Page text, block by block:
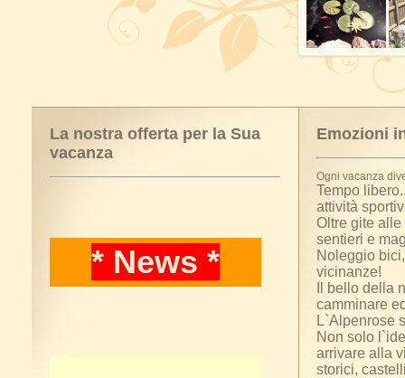
La nostra offerta per la Sua
vacanza
* News *
Emozioni
Ogni vacanza
Tempo
attività
Oltre gite
sentieri e
Noleggio
vicinanze!
Il bello della
camminare
L`Alpenrose
Non solo
arrivare alla
storici,